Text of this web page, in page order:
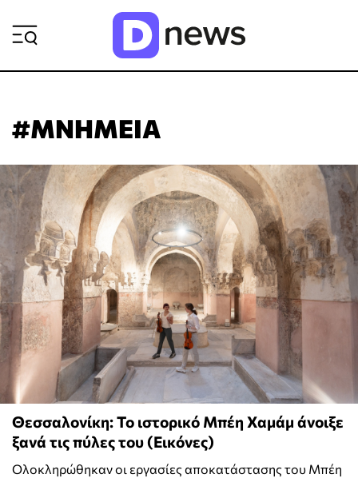
#ΜΝΗΜΕΙΑ
Θεσσαλονίκη: Το ιστορικό Μπέη Χαμάμ άνοιξε
ξανά τις πύλες του (Εικόνες)
Ολοκληρώθηκαν οι εργασίες αποκατάστασης του Μπέη